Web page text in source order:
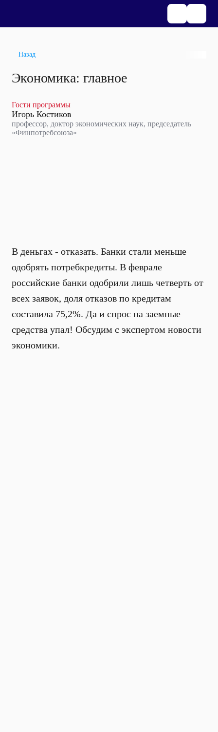
Назад
Экономика: главное
Гости программы
Игорь Костиков
профессор, доктор экономических наук, председатель
«Финпотребсоюза»
В деньгах - отказать. Банки стали меньше
одобрять потребкредиты. В феврале
российские банки одобрили лишь четверть от
всех заявок, доля отказов по кредитам
составила 75,2%. Да и спрос на заемные
средства упал! Обсудим с экспертом новости
экономики.